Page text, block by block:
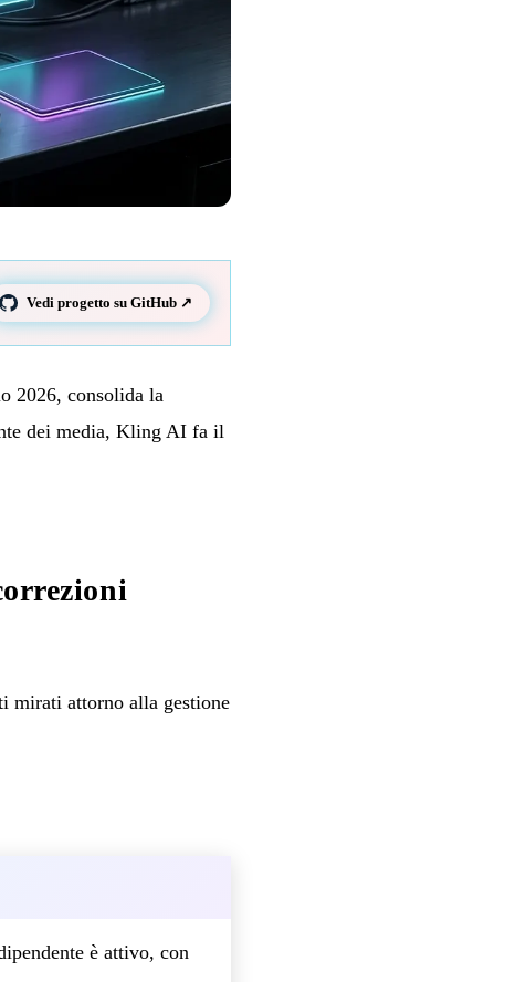
Vedi progetto su GitHub ↗
2026, consolida la
dei media, Kling AI fa il
mirati attorno alla gestione
è attivo, con